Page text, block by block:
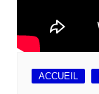
ACCUEIL